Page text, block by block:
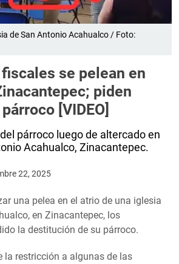
de San Antonio Acahualco / Foto:
se pelean en
piden
[VIDEO]
párroco luego de altercado en
Acahualco, Zinacantepec.
22, 2025
una pelea en el atrio de una iglesia
en Zinacantepec, los
la destitución de su párroco.
la restricción a algunas de las